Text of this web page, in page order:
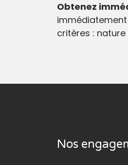
Obtenez
critères :
Nos